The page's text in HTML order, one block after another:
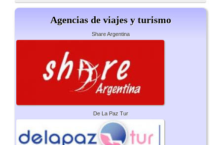
Agencias de viajes y turismo
Share Argentina
De La Paz Tur